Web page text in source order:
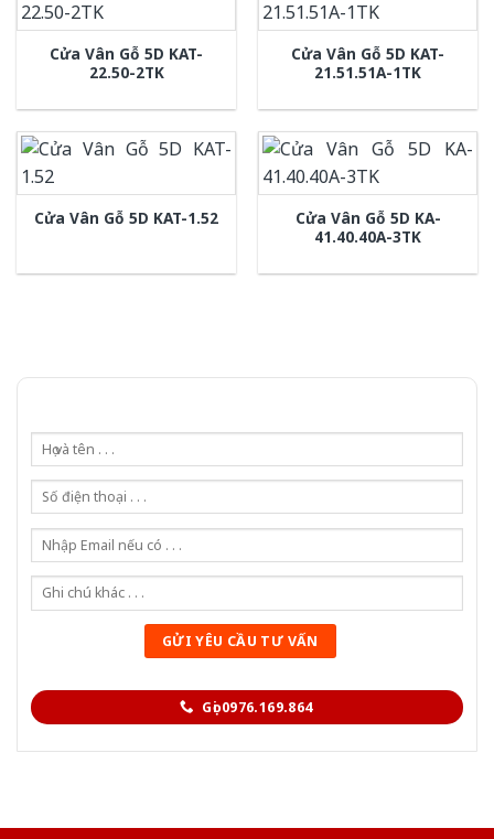
Cửa Vân Gỗ 5D KAT-
22.50-2TK
Cửa Vân Gỗ 5D KAT-
21.51.51A-1TK
Cửa Vân Gỗ 5D KAT-1.52
Cửa Vân Gỗ 5D KA-
41.40.40A-3TK
Gọi 0976.169.864